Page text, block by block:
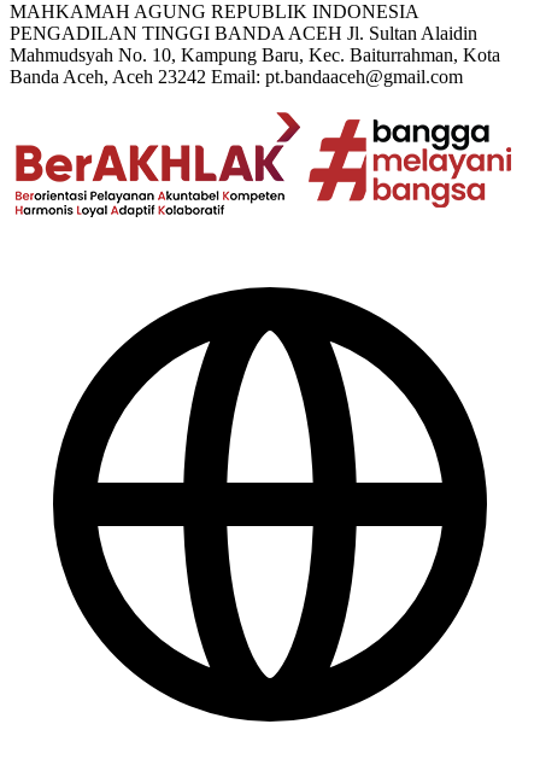
MAHKAMAH AGUNG REPUBLIK INDONESIA
PENGADILAN TINGGI BANDA ACEH Jl. Sultan Alaidin
Mahmudsyah No. 10, Kampung Baru, Kec. Baiturrahman, Kota
Banda Aceh, Aceh 23242 Email: pt.bandaaceh@gmail.com